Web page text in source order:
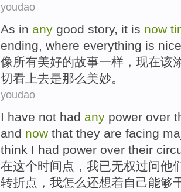
youdao
As in any good story, it is now
ending, where everything is
像所有美好的故事一样 ， 现在该
切看上去是那么美妙。
youdao
I have not had any power over
and now that they are facing
think I had power over their
在这个时间 点， 我已无权过问他
转折点 ，我怎么还想着自己能够